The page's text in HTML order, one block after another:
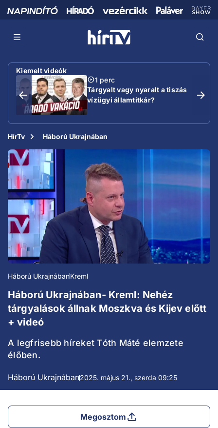
Kiemelt videók
1 perc
Tárgyalt vagy nyaralt a tiszás
vízügyi államtitkár?
HírTv Háború Ukrajnában
Háború UkrajnábanKreml
Háború Ukrajnában- Kreml: Nehéz
tárgyalások állnak Moszkva és Kijev előtt
+ videó
A legfrisebb híreket Tóth Máté elemzete
élőben.
Háború Ukrajnában2025. május 21., szerda 09:25
Megosztom